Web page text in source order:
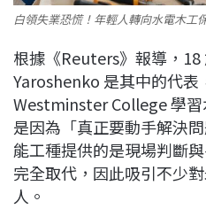
白領失業恐慌！年輕人轉向水電木工
根據《Reuters》報導，18
Yaroshenko 是其中的代
Westminster College 學
是因為「真正要動手解決
能工種提供的是現場判斷
完全取代，因此吸引不少
人。